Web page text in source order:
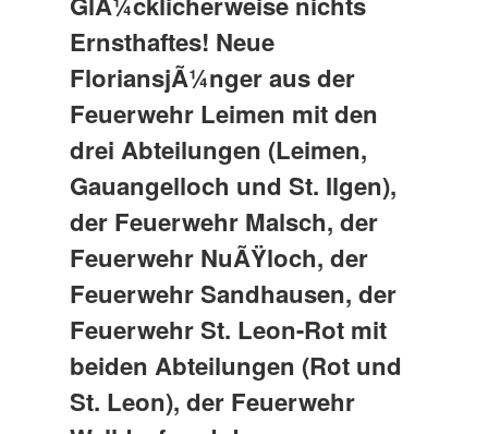
Ernsthaftes! Neue
FloriansjÃ¼nger aus der
Feuerwehr Leimen mit den
drei Abteilungen (Leimen,
Gauangelloch und St. Ilgen),
der Feuerwehr Malsch, der
Feuerwehr NuÃŸloch, der
Feuerwehr Sandhausen, der
Feuerwehr St. Leon-Rot mit
beiden Abteilungen (Rot und
St. Leon), der Feuerwehr